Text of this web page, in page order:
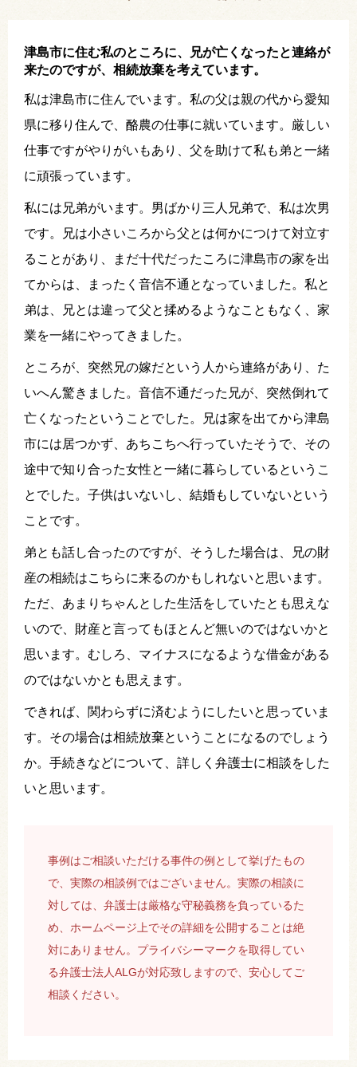
津島市に住む私のところに、兄が亡くなったと連絡が
来たのですが、相続放棄を考えています。
私は津島市に住んでいます。私の父は親の代から愛知
県に移り住んで、酪農の仕事に就いています。厳しい
仕事ですがやりがいもあり、父を助けて私も弟と一緒
に頑張っています。
私には兄弟がいます。男ばかり三人兄弟で、私は次男
です。兄は小さいころから父とは何かにつけて対立す
ることがあり、まだ十代だったころに津島市の家を出
てからは、まったく音信不通となっていました。私と
弟は、兄とは違って父と揉めるようなこともなく、家
業を一緒にやってきました。
ところが、突然兄の嫁だという人から連絡があり、た
いへん驚きました。音信不通だった兄が、突然倒れて
亡くなったということでした。兄は家を出てから津島
市には居つかず、あちこちへ行っていたそうで、その
途中で知り合った女性と一緒に暮らしているというこ
とでした。子供はいないし、結婚もしていないという
ことです。
弟とも話し合ったのですが、そうした場合は、兄の財
産の相続はこちらに来るのかもしれないと思います。
ただ、あまりちゃんとした生活をしていたとも思えな
いので、財産と言ってもほとんど無いのではないかと
思います。むしろ、マイナスになるような借金がある
のではないかとも思えます。
できれば、関わらずに済むようにしたいと思っていま
す。その場合は相続放棄ということになるのでしょう
か。手続きなどについて、詳しく弁護士に相談をした
いと思います。
事例はご相談いただける事件の例として挙げたもの
で、実際の相談例ではございません。実際の相談に
対しては、弁護士は厳格な守秘義務を負っているた
め、ホームページ上でその詳細を公開することは絶
対にありません。プライバシーマークを取得してい
る弁護士法人ALGが対応致しますので、安心してご
相談ください。